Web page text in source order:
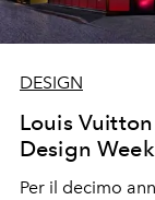
DESIGN
Louis
Design
Per il decimo